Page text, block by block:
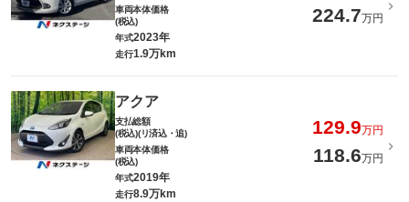
車両本体価格
(税込)
224.7万円
年式2023年
走行1.9万km
アクア
支払総額
(税込)(リ済込・追)
129.9万円
車両本体価格
(税込)
118.6万円
年式2019年
走行8.9万km